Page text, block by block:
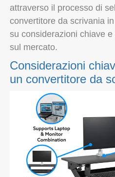
attraverso il processo di
convertitore da scrivania
su considerazioni chiave
sul mercato.
Considerazioni
un convertitore da